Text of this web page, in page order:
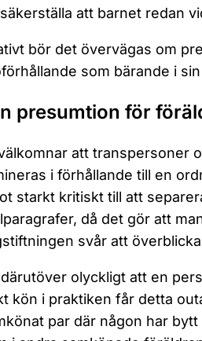
att barnet redan
bör det övervägas om
som bärande i
presumtion för
att transpersoner
i förhållande till en
starkt kritiskt till att
då det gör att
svår att
olyckligt att en
kön i praktiken får detta
par där någon har